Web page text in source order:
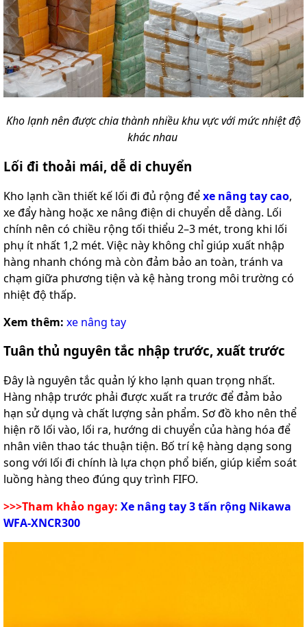
Kho lạnh nên được chia thành nhiều khu vực với mức nhiệt độ
khác nhau
Lối đi thoải mái, dễ di chuyển
Kho lạnh cần thiết kế lối đi đủ rộng đểxe nâng tay cao,
xe đẩy hàng hoặc xe nâng điện di chuyển dễ dàng. Lối
chính nên có chiều rộng tối thiểu 2–3 mét, trong khi lối
phụ ít nhất 1,2 mét. Việc này không chỉ giúp xuất nhập
hàng nhanh chóng mà còn đảm bảo an toàn, tránh va
chạm giữa phương tiện và kệ hàng trong môi trường có
nhiệt độ thấp.
Xem thêm: xe nâng tay
Tuân thủ nguyên tắc nhập trước, xuất trước
Đây là nguyên tắc quản lý kho lạnh quan trọng nhất.
Hàng nhập trước phải được xuất ra trước để đảm bảo
hạn sử dụng và chất lượng sản phẩm. Sơ đồ kho nên thể
hiện rõ lối vào, lối ra, hướng di chuyển của hàng hóa để
nhân viên thao tác thuận tiện. Bố trí kệ hàng dạng song
song với lối đi chính là lựa chọn phổ biến, giúp kiểm soát
luồng hàng theo đúng quy trình FIFO.
>>>Tham khảo ngay: Xe nâng tay 3 tấn rộng Nikawa
WFA-XNCR300